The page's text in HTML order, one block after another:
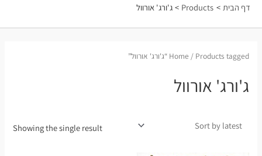
דף הבית Products ג'ורג' אורוול
Home / Products tagged “ג'ורג' אורוול”
ג'ורג' אורוול
Showing the single result